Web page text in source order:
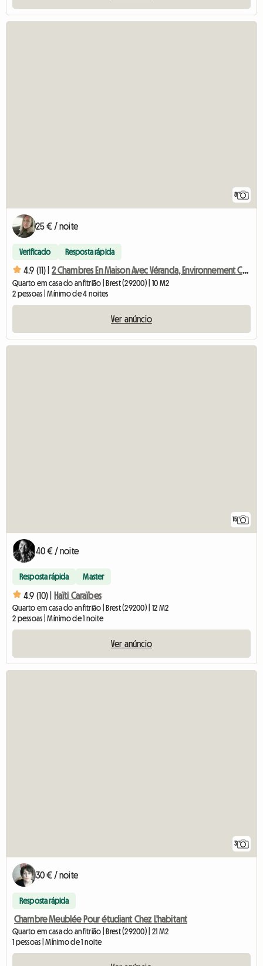
8
25 € / noite
Verificado Resposta rápida
4.9 (11) | 2 Chambres En Maison Avec Véranda, Environnement Calme ( Val
Quarto em casa do anfitrião | Brest (29200) | 10 M2
2 pessoas | Mínimo de 4 noites
Ver anúncio
15
40 € / noite
Resposta rápida Master
4.9 (10) | Haïti Caraïbes
Quarto em casa do anfitrião | Brest (29200) | 12 M2
2 pessoas | Mínimo de 1 noite
Ver anúncio
3
30 € / noite
Resposta rápida
Chambre Meublée Pour étudiant Chez L'habitant
Quarto em casa do anfitrião | Brest (29200) | 21 M2
1 pessoas | Mínimo de 1 noite